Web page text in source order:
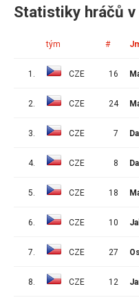
Statistiky hráčů v
tým #
1. CZE 16
2. CZE 24
3. CZE 7
4. CZE 8
5. CZE 18
6. CZE 10
7. CZE 27
8. CZE 12